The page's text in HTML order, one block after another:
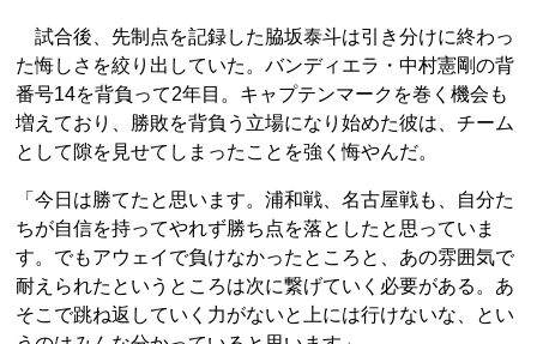
試合後、先制点を記録した脇坂泰斗は引き分けに終わっ
た悔しさを絞り出していた。バンディエラ・中村憲剛の背
番号14を背負って2年目。キャプテンマークを巻く機会も
増えており、勝敗を背負う立場になり始めた彼は、チーム
として隙を見せてしまったことを強く悔やんだ。
「今日は勝てたと思います。浦和戦、名古屋戦も、自分た
ちが自信を持ってやれず勝ち点を落としたと思っていま
す。でもアウェイで負けなかったところと、あの雰囲気で
耐えられたというところは次に繋げていく必要がある。あ
そこで跳ね返していく力がないと上には行けないな、とい